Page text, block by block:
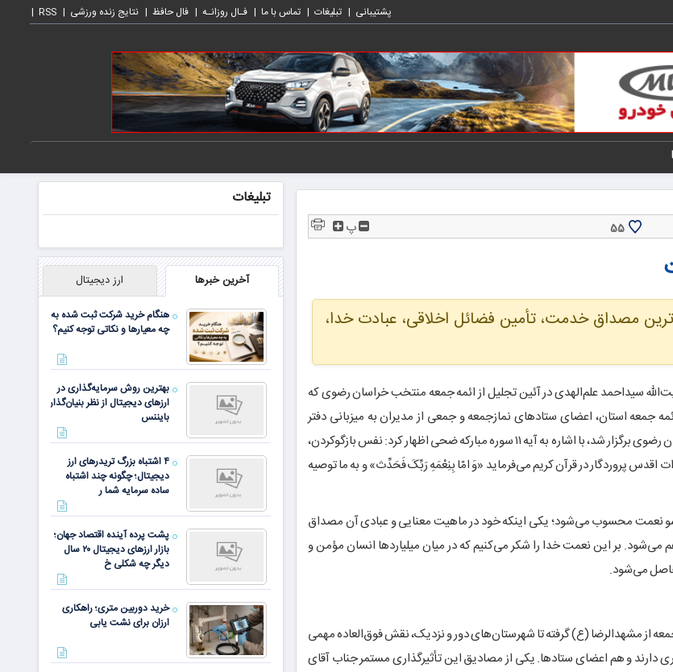
پشتیبانی تبلیغات تماس با ما فـال روزانـه فال حافظ نتایج زنده ورزشی RSS
55 پ
مصداق خدمت، تأمین فضائل اخلاقی، عبادت خدا،
سیداحمد علم‌الهدی در آئین تجلیل از ائمه جمعه منتخب خراسان رضوی که
جمعه استان، اعضای ستادهای نمازجمعه و جمعی از مدیران به میزبانی دفتر
شد، با اشاره به آیه ۱۱ سوره مبارکه
ضحیاظهار کرد: نفس بازگوکردن،
پروردگار در قرآن کریم می‌فرماید «وَ امّا بِنِعْمَهِ رَبِّکَ فَحَدِّث» و به ما توصیه
سو نعمت محسوب می‌شود؛ یکی اینکه خود در ماهیت معنایی و عبادی آن مصداق
بر این نعمت خدا را شکر می‌کنیم که در میان میلیاردها انسان مؤمن و
حاصل می‌شود.
از مشهدالرضا (ع) گرفته تا شهرستان‌های دور و نزدیک، نقش فوق‌العاده مهمی
دارند و هم اعضای ستادها. یکی از مصادیق این تأثیرگذاری مستمر جناب آقای
تبلیغات
آخرین خبرها ارز دیجیتال
هنگام خرید شرکت ثبت شده به
چه معیارها و نکاتی توجه کنیم؟
بهترین روش سرمایه‌گذاری در
ارزهای دیجیتال از نظر بنیان‌گذار
بایننس
۴ اشتباه بزرگ تریدرهای ارز
دیجیتال؛ چگونه چند اشتباه
ساده سرمایه شما ر
پشت پرده آینده اقتصاد جهان؛
بازار ارزهای دیجیتال ۲۰ سال
دیگر چه شکلی خ
خرید دوربین متری؛ راهکاری
ارزان برای نشت یابی